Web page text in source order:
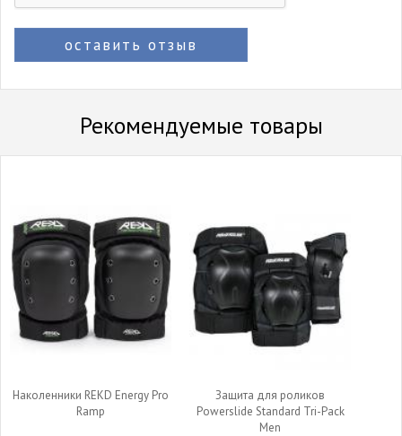
оставить отзыв
Рекомендуемые товары
Наколенники REKD Energy Pro
Ramp
Защита для роликов
Powerslide Standard Tri-Pack
Men